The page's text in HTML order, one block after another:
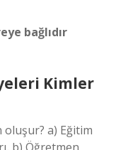
bağlıdır
Kimler
a) Eğitim